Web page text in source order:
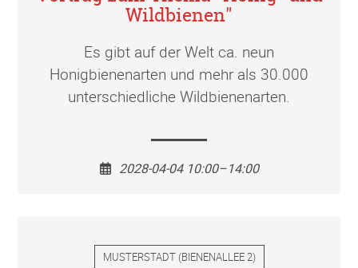
Wildbienen"
Es gibt auf der Welt ca. neun
Honigbienenarten und mehr als 30.000
unterschiedliche Wildbienenarten.
2028-04-04 10:00–14:00
MUSTERSTADT(BIENENALLEE 2)